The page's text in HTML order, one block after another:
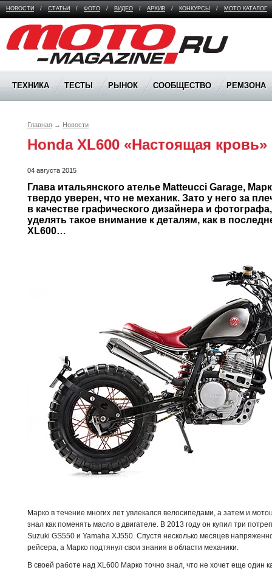
НОВОСТИ / СТАТЬИ / ФОТО / ВИДЕО / АРХИВ / КОНКУРСЫ / МОТО КАТАЛОГ
Moto Magazine
ТЕХНИКА ТЕСТЫ РЫНОК СООБЩЕСТВО РЕМЗОНА
Главная → Новости
Honda XL600 «Настоящая кровь»
04 августа 2015
Глава итальянского ателье Matteucci Garage,
твердо уверен, что не механик. Зато у него за
в качестве графического дизайнера и
уделять такое внимание к деталям, как в
XL600…
Марко в течение многих лет увлекался велосипедами, а затем и
знал как поменять масло в двигателе. В 2013 году он купил три
Suzuki GS550 и Yamaha XJ550. Спустя несколько месяцев
рейсера, а Марко подтянул свои знания в области механики.
В своей работе над XL600 Марко точно знал, что не хочет еще один